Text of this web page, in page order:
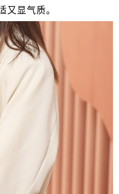
又显气质。